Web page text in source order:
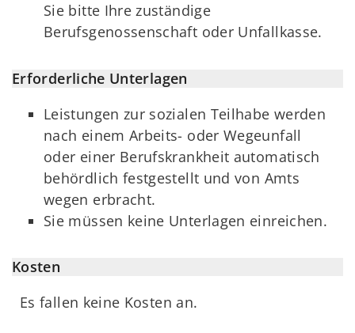
Sie bitte Ihre zuständige
Berufsgenossenschaft oder Unfallkasse.
Erforderliche Unterlagen
Leistungen zur sozialen Teilhabe werden
nach einem Arbeits- oder Wegeunfall
oder einer Berufskrankheit automatisch
behördlich festgestellt und von Amts
wegen erbracht.
Sie müssen keine Unterlagen einreichen.
Kosten
Es fallen keine Kosten an.